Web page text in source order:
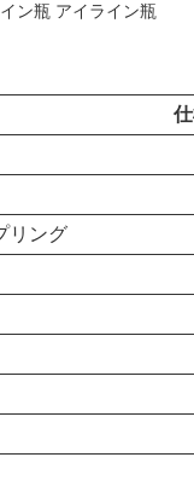
ン瓶 アイライン瓶
リング